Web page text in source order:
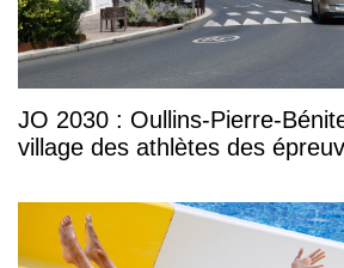
JO 2030 : Oullins-Pierre-
village des athlètes des